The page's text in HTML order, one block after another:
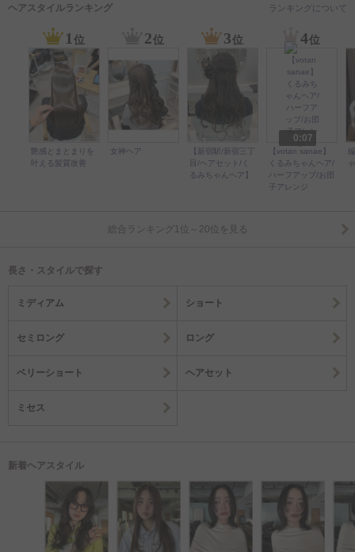
ヘアスタイルランキング ランキングについて
1 位
艶感とまとまりを
叶える髪質改善
2位
女神ヘア
3位
【新宿駅/新宿三丁
目/ヘアセット/く
るみちゃんヘア】
4位
0:07
【votan sanae】
くるみちゃんヘア/
ハーフアップ/お団
子アレンジ
総合ランキング1位～20位を見る
長さ・スタイルで探す
ミディアム ショート
セミロング ロング
ベリーショート ヘアセット
ミセス
新着ヘアスタイル